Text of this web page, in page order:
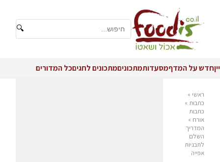
🔍
ייןחדש על המדףמסעדותמתכוניםמתכונים לחגיםכל המדורים
ראשי »
כתבות »
כתבות
אורח »
המדריך
השלם
לתבניות
אפייה